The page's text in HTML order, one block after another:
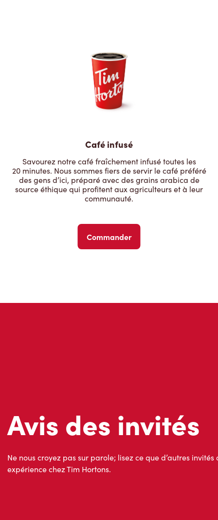
Café infusé
Savourez notre café fraîchement infusé toutes les
20 minutes. Nous sommes fiers de servir le café préféré
des gens d’ici, préparé avec des grains arabica de
source éthique qui profitent aux agriculteurs et à leur
communauté.
Commander
Avis des invités
expérience chez Tim Hortons.